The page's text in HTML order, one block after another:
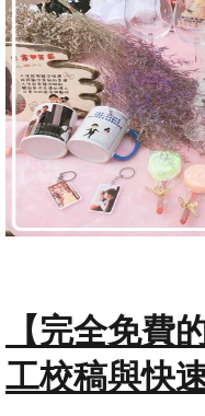
【完全免費
工校稿與快